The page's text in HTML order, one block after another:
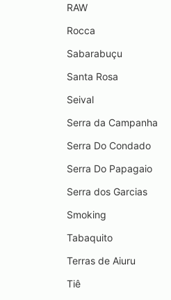
RAW
Rocca
Sabarabuçu
Santa Rosa
Seival
Serra da Campanha
Serra Do Condado
Serra Do Papagaio
Serra dos Garcias
Smoking
Tabaquito
Terras de Aiuru
Tiê